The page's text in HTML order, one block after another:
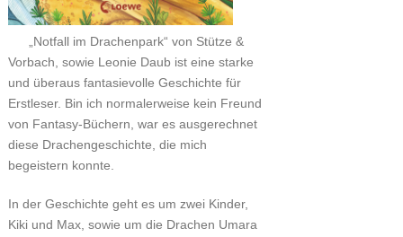
„Notfall im Drachenpark“ von Stütze &
Vorbach, sowie Leonie Daub ist eine starke
und überaus fantasievolle Geschichte für
Erstleser. Bin ich normalerweise kein Freund
von Fantasy-Büchern, war es ausgerechnet
diese Drachengeschichte, die mich
begeistern konnte.
In der Geschichte geht es um zwei Kinder,
Kiki und Max, sowie um die Drachen Umara